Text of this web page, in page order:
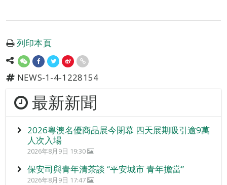
列印本頁
NEWS-1-4-1228154
最新新聞
2026粵澳名優商品展今閉幕 四天展期吸引逾9萬
人次入場
2026年8月9日 19:30
保安司與青年清茶談 “平安城市 青年擔當”
2026年8月9日 17:47